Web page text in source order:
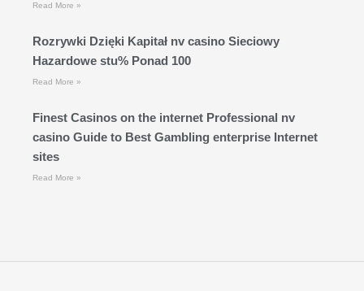
Read More »
Rozrywki Dzięki Kapitał nv casino Sieciowy
Hazardowe stu% Ponad 100
Read More »
Finest Casinos on the internet Professional nv
casino Guide to Best Gambling enterprise Internet
sites
Read More »